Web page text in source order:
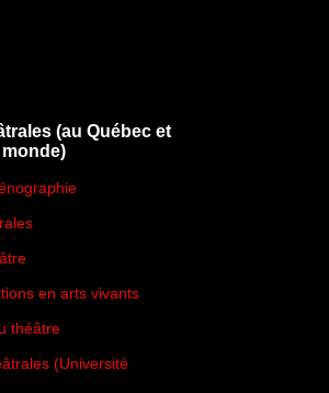
(au Québec et
en arts vivants
théâtre
(Université